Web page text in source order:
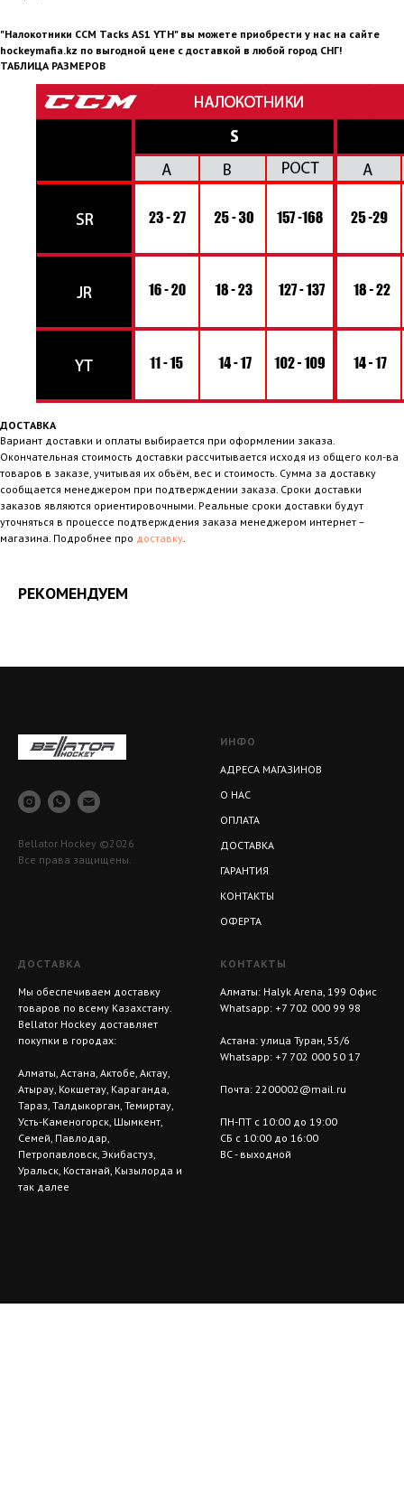
"Налокотники CCM Tacks AS1 YTH" вы можете приобрести у нас на сайте
hockeymafia.kz по выгодной цене с доставкой в любой город СНГ!
ТАБЛИЦА РАЗМЕРОВ
ДОСТАВКА
Вариант доставки и оплаты выбирается при оформлении заказа.
Окончательная стоимость доставки рассчитывается исходя из общего кол-ва
товаров в заказе, учитывая их объём, вес и стоимость. Сумма за доставку
сообщается менеджером при подтверждении заказа. Сроки доставки
заказов являются ориентировочными. Реальные сроки доставки будут
уточняться в процессе подтверждения заказа менеджером интернет –
магазина. Подробнее про доставку
РЕКОМЕНДУЕМ
Bellator Hockey ©2026
Все права защищены.
ИНФО
АДРЕСА МАГАЗИНОВ
О НАС
ОПЛАТА
ДОСТАВКА
ГАРАНТИЯ
КОНТАКТЫ
ОФЕРТА
ДОСТАВКА
Мы обеспечиваем доставку
товаров по всему Казахстану.
Bellator Hockey доставляет
покупки в городах:
Алматы, Астана, Актобе, Актау,
Атырау, Кокшетау, Караганда,
Тараз, Талдыкорган, Темиртау,
Усть-Каменогорск, Шымкент,
Семей, Павлодар,
Петропавловск, Экибастуз,
Уральск, Костанай, Кызылорда и
так далее
КОНТАКТЫ
Алматы: Halyk Arena, 199 Офис
Whatsapp: +7 702 000 99 98
Астана: улица Туран, 55/6
Whatsapp: +7 702 000 50 17
Почта: 2200002@mail.ru
ПН-ПТ с 10:00 до 19:00
СБ с 10:00 до 16:00
ВС - выходной